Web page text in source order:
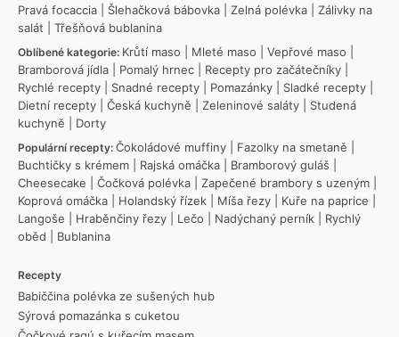
Pravá focaccia
Šlehačková bábovka Zelná polévka
Zálivky na
salát
Třešňová bublanina
Oblíbené kategorie: Krůtí maso Mleté maso Vepřové maso
Bramborová jídla
Pomalý hrnec Recepty pro začátečníky
Rychlé recepty
Snadné recepty Pomazánky Sladké recepty
Dietní recepty
Česká kuchyně Zeleninové saláty
Studená
kuchyně
Dorty
Populární recepty: Čokoládové muffiny Fazolky na smetaně
Buchtičky s krémem
Rajská omáčka Bramborový guláš
Cheesecake
Čočková polévka Zapečené brambory s uzeným
Koprová omáčka
Holandský řízek Míša řezy Kuře na paprice
Langoše
Hraběnčiny řezy Lečo Nadýchaný perník
Rychlý
oběd
Bublanina
Recepty
Babiččina polévka ze sušených hub
Sýrová pomazánka s cuketou